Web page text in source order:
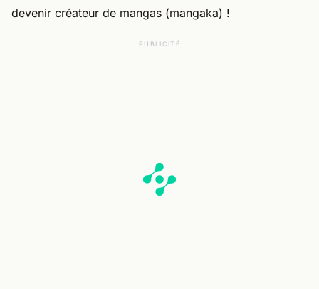
devenir créateur de mangas (mangaka) !
PUBLICITÉ